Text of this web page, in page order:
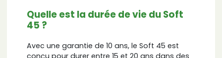
Quelle est la durée de vie du Soft
45 ?
Avec une garantie de 10 ans, le Soft 45 est